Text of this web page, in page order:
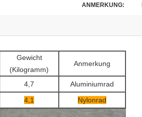
ANMERKUNG:
Gewicht
(Kilogramm)
Anmerkung
4,7
Aluminiumrad
4,1 Nylonrad